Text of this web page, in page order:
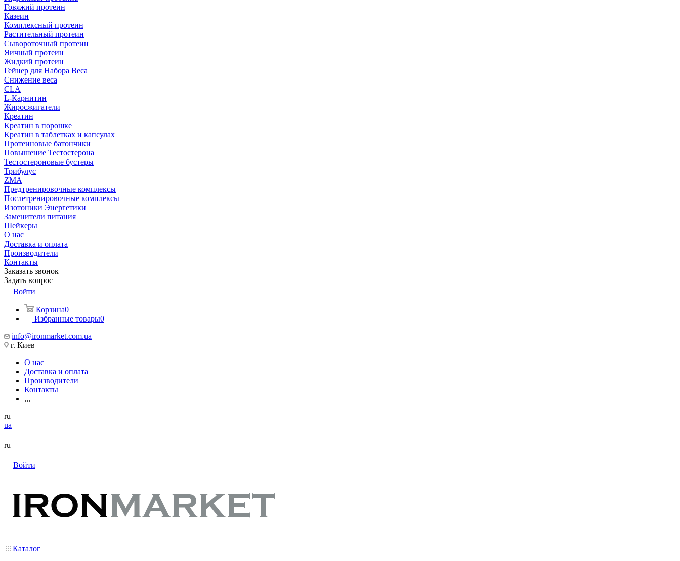
Говяжий протеин
Казеин
Комплексный протеин
Растительный протеин
Сывороточный протеин
Яичный протеин
Жидкий протеин
Гейнер для Набора Веса
Снижение веса
CLA
L-Карнитин
Жиросжигатели
Креатин
Креатин в порошке
Креатин в таблетках и капсулах
Протеиновые батончики
Повышение Тестостерона
Тестостероновые бустеры
Трибулус
ZMA
Предтренировочные комплексы
Послетренировочные комплексы
Изотоники Энергетики
Заменители питания
Шейкеры
О нас
Доставка и оплата
Производители
Контакты
Заказать звонок
Задать вопрос
Войти
Корзина0
Избранные товары0
info@ironmarket.com.ua
г. Киев
О нас
Доставка и оплата
Производители
Контакты
...
ru
ua
ru
Войти
Каталог